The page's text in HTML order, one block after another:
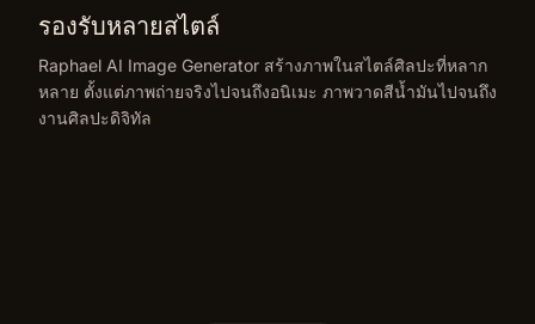
รองรับหลายสไตล์
Raphael AI Image Generator สร้างภาพในสไตล์ศิลปะที่หลาก
หลาย ตั้งแต่ภาพถ่ายจริงไปจนถึงอนิเมะ ภาพวาดสีน้ำมันไปจนถึง
งานศิลปะดิจิทัล